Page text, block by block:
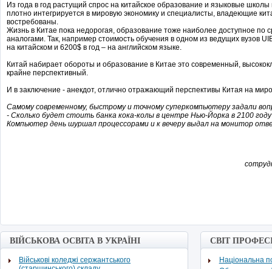
Из года в год растущий спрос на китайское образование и языковые
плотно интегрируется в мировую экономику и специалисты, владеющие
востребованы.
Жизнь в Китае пока недорогая, образование тоже наиболее доступное по
аналогами. Так, например стоимость обучения в одном из ведущих вузов
на китайском и 6200$ в год – на английском языке.
Китай набирает обороты и образование в Китае это современный,
крайне перспективный.
И в заключение - анекдот, отлично отражающий перспективы Китая на
Самому современному, быстрому и точному суперкомпьютеру задали
- Сколько будет стоить банка кока-колы в центре Нью-Йорка в 2100
Компьютер день шуршал процессорами и к вечеру выдал на монитор
ВІЙСЬКОВА ОСВІТА В УКРАЇНІ
Військові коледжі сержантського
СВІТ
Національна